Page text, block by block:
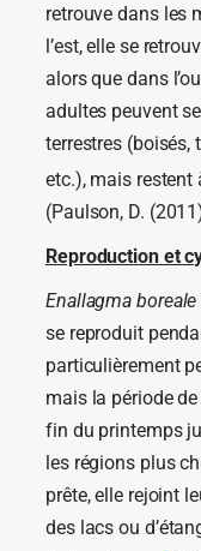
retrouve dans les
l’est, elle se
alors que dans
adultes peuvent
terrestres (boisés,
etc.), mais restent
(Paulson, D.
Reproduction et
Enallagma boreale
se reproduit
particulièrement
mais la période
fin du printemps
les régions plus
prête, elle rejoint
des lacs ou